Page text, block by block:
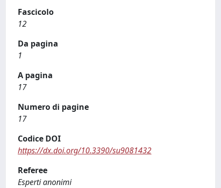
Fascicolo
12
Da pagina
1
A pagina
17
Numero di pagine
17
Codice DOI
https://dx.doi.org/10.3390/su9081432
Referee
Esperti anonimi